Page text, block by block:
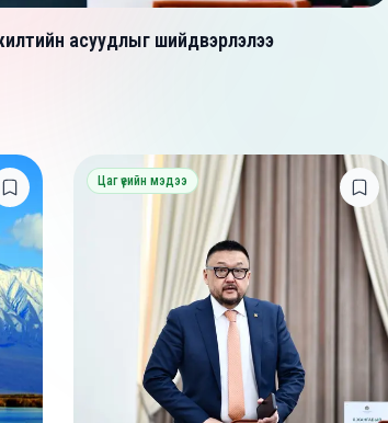
асуудлыг шийдвэрлэлээ
Цаг үеийн мэдээ